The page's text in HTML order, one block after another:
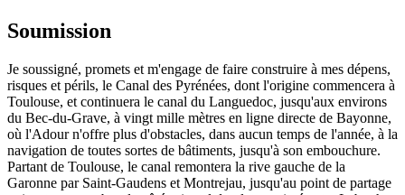
Soumission
Je soussigné, promets et m'engage de faire construire à mes dépens,
risques et périls, le Canal des Pyrénées, dont l'origine commencera à
Toulouse, et continuera le canal du Languedoc, jusqu'aux environs
du Bec-du-Grave, à vingt mille mètres en ligne directe de Bayonne,
où l'Adour n'offre plus d'obstacles, dans aucun temps de l'année, à la
navigation de toutes sortes de bâtiments, jusqu'à son embouchure.
Partant de Toulouse, le canal remontera la rive gauche de la
Garonne par Saint-Gaudens et Montrejau, jusqu'au point de partage